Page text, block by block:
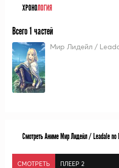
ХРОНОЛОГИЯ
Всего 1 частей
Мир Лидейл /
Смотреть Аниме Мир Лидейл / Leadale no
СМОТРЕТЬ ПЛЕЕР 2